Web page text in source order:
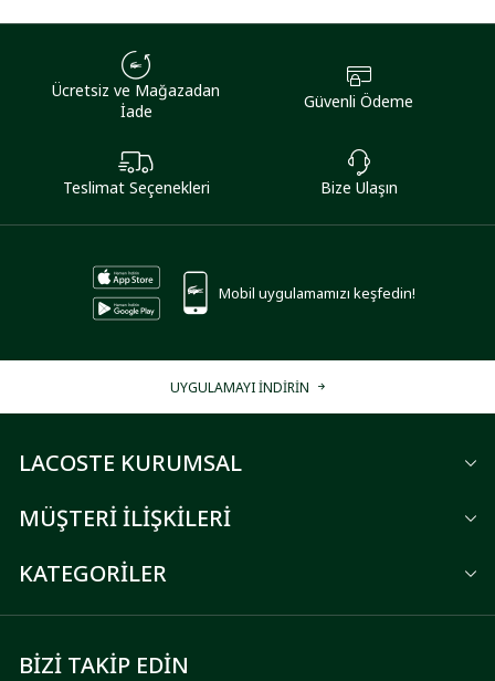
Ücretsiz ve Mağazadan
İade
Güvenli Ödeme
Teslimat Seçenekleri Bize Ulaşın
Mobil uygulamamızı keşfedin!
UYGULAMAYI İNDİRİN
LACOSTE KURUMSAL
MÜŞTERİ İLİŞKİLERİ
KATEGORİLER
BİZİ TAKİP EDİN